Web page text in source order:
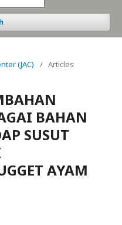
(JAC)
/ Articles
BAHAN
SUSUT
AYAM